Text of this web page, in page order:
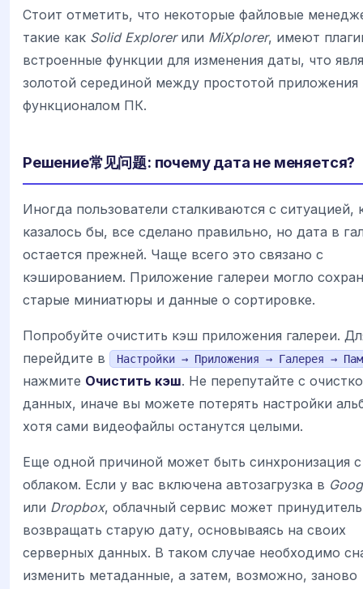
Стоит отметить, что некоторые файловые
такие как Solid Explorerили MiXplorer, имеют
встроенные функции для изменения даты, что
золотой серединой между простотой приложения
функционалом ПК.
Решение常见问题: почему дата не меняется?
Иногда пользователи сталкиваются с ситуацией,
казалось бы, все сделано правильно, но дата в
остается прежней. Чаще всего это связано с
кэшированием. Приложение галереи могло
старые миниатюры и данные о сортировке.
Попробуйте очистить кэш приложения галереи.
перейдите в
Настройки → Приложения → Галерея →
нажмите Очистить кэш. Не перепутайте с
данных, иначе вы можете потерять настройки
хотя сами видеофайлы останутся целыми.
Еще одной причиной может быть синхронизация с
облаком. Если у вас включена автозагрузка в
или Dropbox, облачный сервис может
возвращать старую дату, основываясь на своих
серверных данных. В таком случае необходимо
изменить метаданные, а затем, возможно, заново